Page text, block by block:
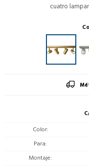
cuatro
Color
Para
Montaje